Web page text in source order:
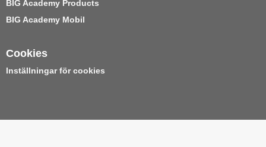
BIG Academy Products
BIG Academy Mobil
Cookies
Inställningar för cookies